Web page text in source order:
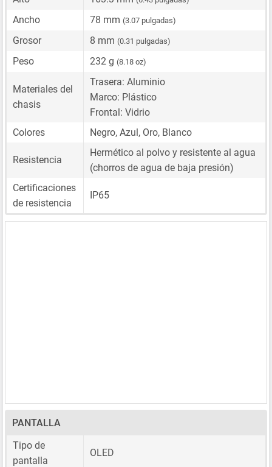
Ancho 78 mm (3.07 pulgadas)
Grosor 8 mm (0.31 pulgadas)
Peso 232 g (8.18 oz)
Materiales del
chasis
Trasera: Aluminio
Marco: Plástico
Frontal: Vidrio
Colores
Negro, Azul, Oro, Blanco
Resistencia
Hermético al polvo y resistente al agua
(chorros de agua de baja presión)
Certificaciones
de resistencia
IP65
PANTALLA
Tipo de
pantalla
OLED